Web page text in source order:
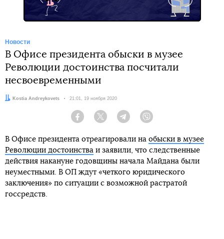
Новости
В Офисе президента обыски в музее
Революции достоинства посчитали
несвоевременными
Автор:Kostia Andreykovets Дата:
21:01, 19 ноября 2020
Facebook Twitter Telegram
В Офисе президента отреагировали на обыски в музее
Революции достоинства и заявили, что следственные
действия накануне годовщины начала Майдана были
неуместными. В ОП ждут «четкого юридического
заключения» по ситуации с возможной растратой
госсредств.